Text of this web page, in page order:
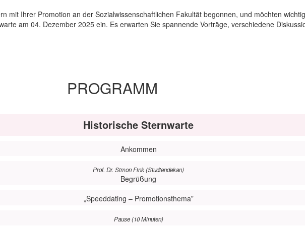
mit Ihrer Promotion an der Sozialwissenschaftlichen Fakultät begonnen, und möchten
am 04. Dezember 2025 ein. Es erwarten Sie spannende Vorträge, verschiedene
PROGRAMM
Historische Sternwarte
Ankommen
Prof. Dr. Simon Fink (Studiendekan)
Begrüßung
„Speeddating – Promotionsthema”
Pause (10 Minuten)